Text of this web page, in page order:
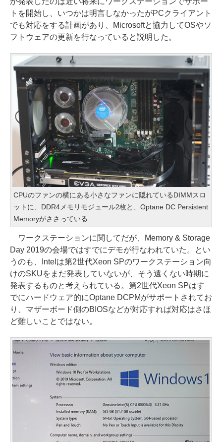
トを開始し、いつかは明言しなかったがPCクライアント
でも対応をする計画があり、Microsoftと協力してOSやソ
フトウェアの更新を行なっていると説明した。
CPUのファンの横にある小さなファンに隠れているDIMMスロ
ットに、DDR4メモリモジュール2枚と、Optane DC Persistent
Memoryがささっている
ワークステーションに関してだが、Memory & Storage
Day 2019の会場ではすでにデモが行なわれていた。とい
うのも、Intelは第2世代Xeon SPのワークステーション向
けのSKUをまだ発表していないが、そう遠くない時期に
発表するものと考えられている。第2世代Xeon SPはす
でにハードウェア的にOptane DCPMがサポートされてお
り、マザーボード側のBIOSなどが対応すれば対応はさほ
ど難しいことではない。